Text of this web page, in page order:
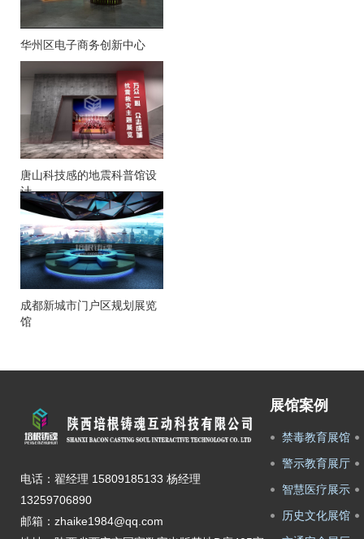
华州区电子商务创新中心
唐山科技感的地震科普馆设
计
成都新城市门户区规划展览
馆
电话：翟经理 15809185133 杨经理
13259706890
邮箱：zhaike1984@qq.com
展馆案例
禁毒教育展馆
警示教育展厅
智慧医疗展示
历史文化展馆